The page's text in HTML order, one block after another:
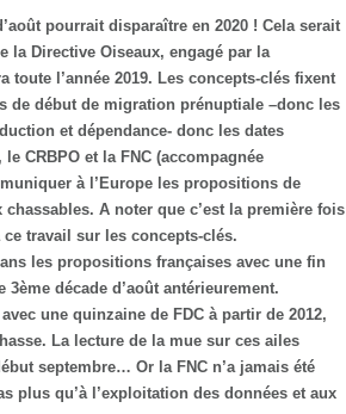
pourrait disparaître en 2020 ! Cela serait
la Directive Oiseaux, engagé par la
l’année 2019. Les concepts-clés fixent
de début de migration prénuptiale –donc les
et dépendance- donc les dates
CRBPO et la FNC (accompagnée
à l’Europe les propositions de
A noter que c’est la première fois
ce travail sur les concepts-clés.
les propositions françaises avec une fin
décade d’août antérieurement.
une quinzaine de FDC à partir de 2012,
La lecture de la mue sur ces ailes
septembre… Or la FNC n’a jamais été
plus qu’à l’exploitation des données et aux